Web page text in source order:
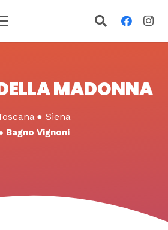
MADONNA
● Siena
Bagno Vignoni